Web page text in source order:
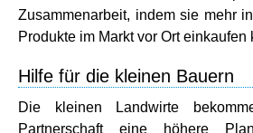
Zusammenarbeit, indem sie mehr
Produkte im Markt vor Ort einkaufen
Hilfe für die kleinen Bauern
Die kleinen Landwirte
Partnerschaft eine höhere